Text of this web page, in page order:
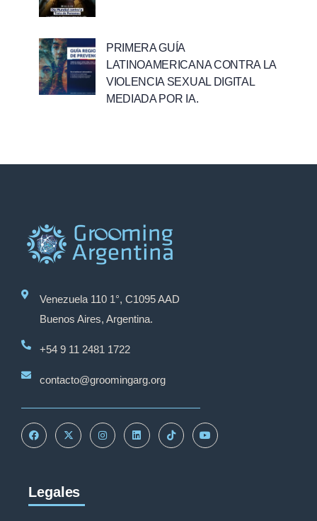
PRIMERA GUÍA
LATINOAMERICANA CONTRA LA
VIOLENCIA SEXUAL DIGITAL
MEDIADA POR IA.
Venezuela 110 1°, C1095 AAD
Buenos Aires, Argentina.
+54 9 11 2481 1722
contacto@groomingarg.org
Legales